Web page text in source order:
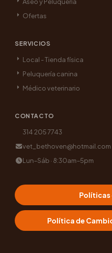
Ofertas
SERVICIOS
Local - Tienda física
Peluquería canina
Médico veterinario
CONTACTO
314 205 7743
vet_bethoven@hotmail.com
Lun–Sáb · 8:30am–5pm
Políticas
Política de